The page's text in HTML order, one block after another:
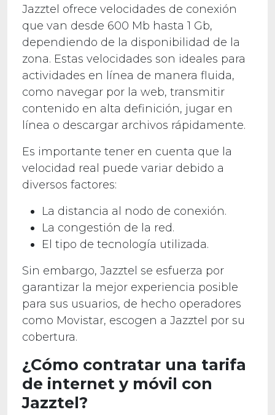
Jazztel ofrece velocidades de conexión
que van desde 600 Mb hasta 1 Gb,
dependiendo de la disponibilidad de la
zona. Estas velocidades son ideales para
actividades en línea de manera fluida,
como navegar por la web, transmitir
contenido en alta definición, jugar en
línea o descargar archivos rápidamente.
Es importante tener en cuenta que la
velocidad real puede variar debido a
diversos factores:
La distancia al nodo de conexión.
La congestión de la red.
El tipo de tecnología utilizada.
Sin embargo, Jazztel se esfuerza por
garantizar la mejor experiencia posible
para sus usuarios, de hecho operadores
como Movistar, escogen a Jazztel por su
cobertura.
¿Cómo contratar una tarifa
de internet y móvil con
Jazztel?